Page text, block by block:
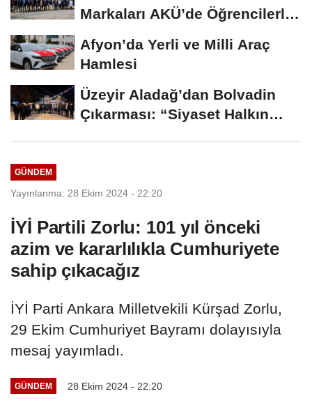
Markaları AKÜ’de Öğrencilerle
Afyon’da Yerli ve Milli Araç
Hamlesi
Üzeyir Aladağ’dan Bolvadin
Çıkarması: “Siyaset Halkın
GÜNDEM
Yayınlanma: 28 Ekim 2024 - 22:20
İYİ Partili Zorlu: 101 yıl önceki
azim ve kararlılıkla Cumhuriyete
sahip çıkacağız
İYİ Parti Ankara Milletvekili Kürşad Zorlu,
29 Ekim Cumhuriyet Bayramı dolayısıyla
mesaj yayımladı.
GÜNDEM 28 Ekim 2024 - 22:20